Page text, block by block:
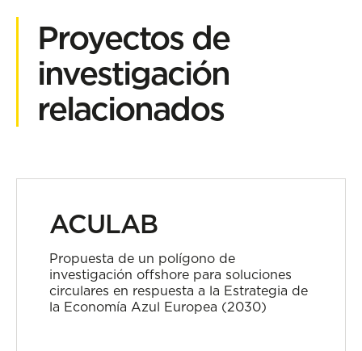
Proyectos de
investigación
relacionados
ACULAB
Propuesta de un polígono de
investigación offshore para soluciones
circulares en respuesta a la Estrategia de
la Economía Azul Europea (2030)